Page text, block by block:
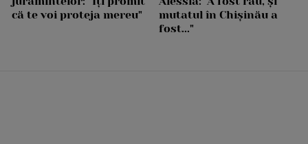
că te voi proteja mereu"
mutatul în Chișinău a
fost..."